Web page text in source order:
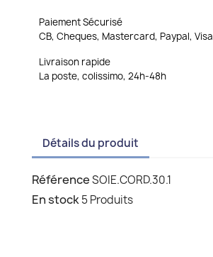
Paiement Sécurisé
CB, Cheques, Mastercard, Paypal, Visa
Livraison rapide
La poste, colissimo, 24h-48h
Détails du produit
RéférenceSOIE.CORD.30.1
En stock5 Produits